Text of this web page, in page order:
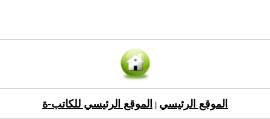
الموقع الرئيسي الموقع الرئيسي للكاتب-ة